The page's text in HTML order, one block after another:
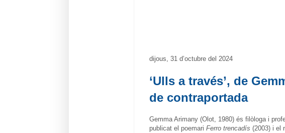
dijous, 31 d’octubre del 2024
‘Ulls a través’, de
de contraportada
Gemma Arimany (Olot, 1980) és filòloga i
publicat el poemari Ferro trencadís (2003) i el